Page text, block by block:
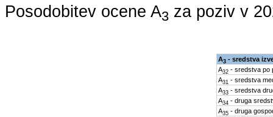
Posodobitev ocene A3 za poziv v
A3- sredstva
A32- sredstva po
A31 - sredstva
A33- sredstva
A34 - druga
A35- druga